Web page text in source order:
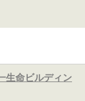
生命ビルディン